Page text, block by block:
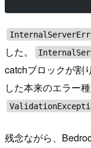
した。
catchブロックが割
した本来のエラー
残念ながら、